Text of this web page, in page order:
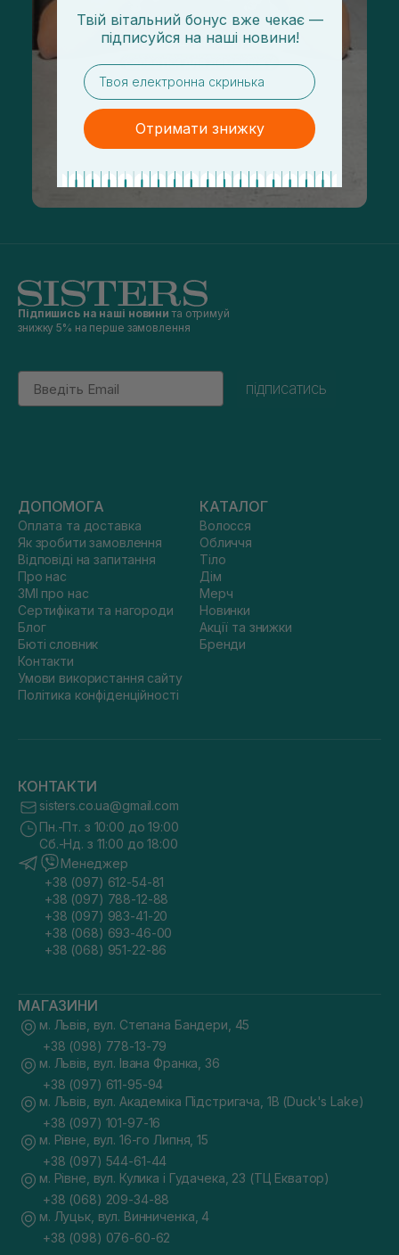
Підпишись на наші новини та отримуй
знижку 5% на перше замовлення
Email
підписатись
ДОПОМОГА
Оплата та доставка
Як зробити замовлення
Відповіді на запитання
Про нас
ЗМІ про нас
Сертифікати та нагороди
Блог
Бюті словник
Контакти
Умови використання сайту
Політика конфіденційності
КАТАЛОГ
Волосся
Обличчя
Тіло
Дім
Мерч
Новинки
Акції та знижки
Бренди
КОНТАКТИ
sisters.co.ua@gmail.com
Пн.-Пт. з 10:00 до 19:00
Сб.-Нд. з 11:00 до 18:00
Менеджер
+38 (097) 612-54-81
+38 (097) 788-12-88
+38 (097) 983-41-20
+38 (068) 693-46-00
+38 (068) 951-22-86
МАГАЗИНИ
м. Львів, вул. Степана Бандери, 45
+38 (098) 778-13-79
м. Львів, вул. Івана Франка, 36
+38 (097) 611-95-94
м. Львів, вул. Академіка Підстригача, 1В (Duck's Lake)
+38 (097) 101-97-16
м. Рівне, вул. 16-го Липня, 15
+38 (097) 544-61-44
м. Рівне, вул. Кулика і Гудачека, 23 (ТЦ Екватор)
+38 (068) 209-34-88
м. Луцьк, вул. Винниченка, 4
+38 (098) 076-60-62
Твій вітальний бонус вже чекає —
підписуйся на наші новини!
email
Отримати знижку